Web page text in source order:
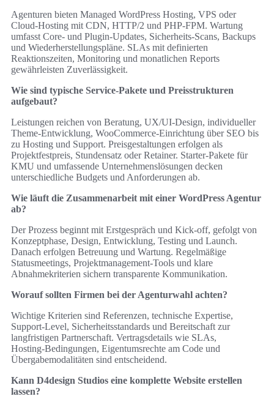
Agenturen bieten Managed WordPress Hosting, VPS oder
Cloud‑Hosting mit CDN, HTTP/2 und PHP‑FPM. Wartung
umfasst Core‑ und Plugin‑Updates, Sicherheits‑Scans, Backups
und Wiederherstellungspläne. SLAs mit definierten
Reaktionszeiten, Monitoring und monatlichen Reports
gewährleisten Zuverlässigkeit.
Wie sind typische Service‑Pakete und Preisstrukturen
aufgebaut?
Leistungen reichen von Beratung, UX/UI‑Design, individueller
Theme‑Entwicklung, WooCommerce‑Einrichtung über SEO bis
zu Hosting und Support. Preisgestaltungen erfolgen als
Projektfestpreis, Stundensatz oder Retainer. Starter‑Pakete für
KMU und umfassende Unternehmenslösungen decken
unterschiedliche Budgets und Anforderungen ab.
Wie läuft die Zusammenarbeit mit einer WordPress Agentur
ab?
Der Prozess beginnt mit Erstgespräch und Kick‑off, gefolgt von
Konzeptphase, Design, Entwicklung, Testing und Launch.
Danach erfolgen Betreuung und Wartung. Regelmäßige
Statusmeetings, Projektmanagement‑Tools und klare
Abnahmekriterien sichern transparente Kommunikation.
Worauf sollten Firmen bei der Agenturwahl achten?
Wichtige Kriterien sind Referenzen, technische Expertise,
Support‑Level, Sicherheitsstandards und Bereitschaft zur
langfristigen Partnerschaft. Vertragsdetails wie SLAs,
Hosting‑Bedingungen, Eigentumsrechte am Code und
Übergabemodalitäten sind entscheidend.
Kann D4design Studios eine komplette Website erstellen
lassen?